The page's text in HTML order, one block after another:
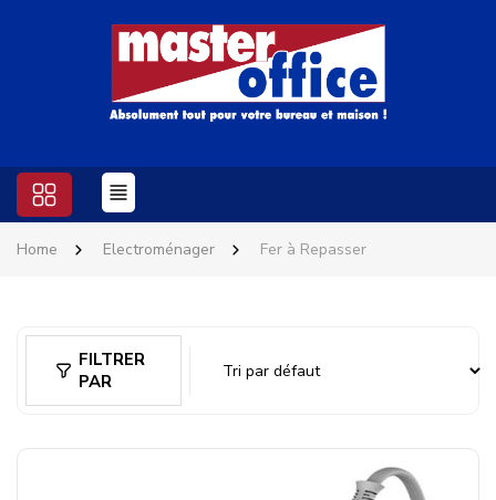
Home Electroménager Fer à Repasser
FILTRER
PAR